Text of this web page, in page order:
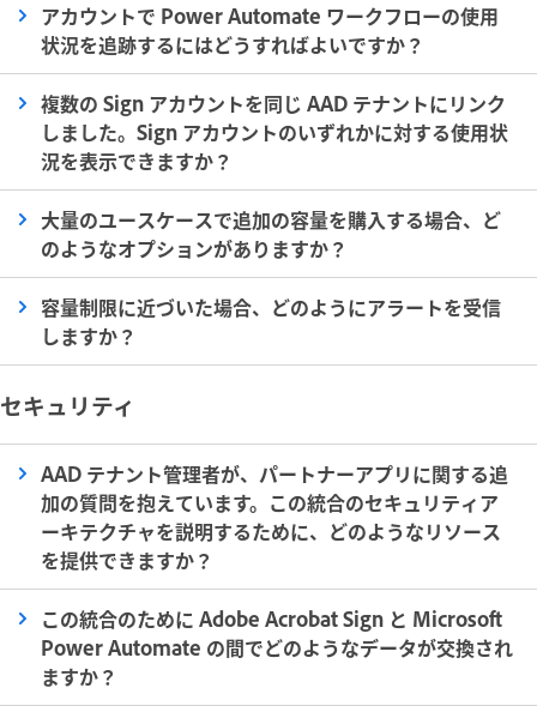
アカウントで Power Automate ワークフローの使用
状況を追跡するにはどうすればよいですか？
複数の Sign アカウントを同じ AAD テナントにリンク
しました。Sign アカウントのいずれかに対する使用状
況を表示できますか？
大量のユースケースで追加の容量を購入する場合、ど
のようなオプションがありますか？
容量制限に近づいた場合、どのようにアラートを受信
しますか？
セキュリティ
AAD テナント管理者が、パートナーアプリに関する追
加の質問を抱えています。この統合のセキュリティア
ーキテクチャを説明するために、どのようなリソース
を提供できますか？
この統合のために Adobe Acrobat Sign と Microsoft
Power Automate の間でどのようなデータが交換され
ますか？